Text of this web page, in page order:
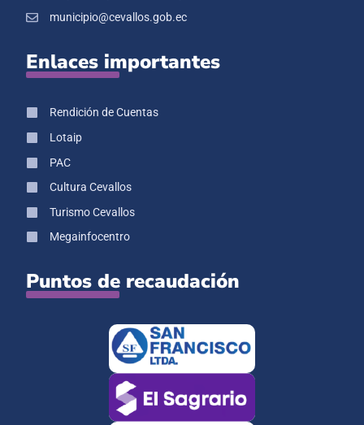
municipio@cevallos.gob.ec
Enlaces importantes
Rendición de Cuentas
Lotaip
PAC
Cultura Cevallos
Turismo Cevallos
Megainfocentro
Puntos de recaudación